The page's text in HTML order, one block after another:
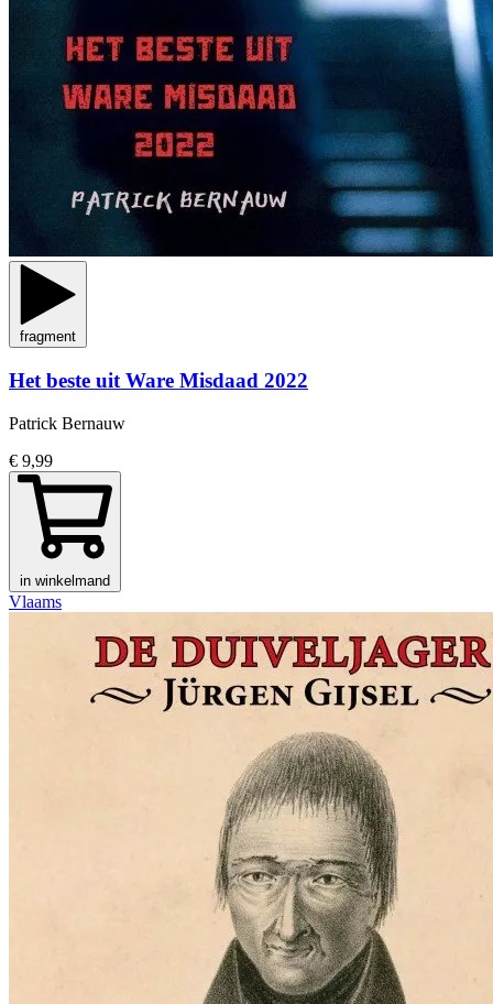
fragment
Het beste uit Ware Misdaad 2022
Patrick Bernauw
€ 9,99
in winkelmand
Vlaams